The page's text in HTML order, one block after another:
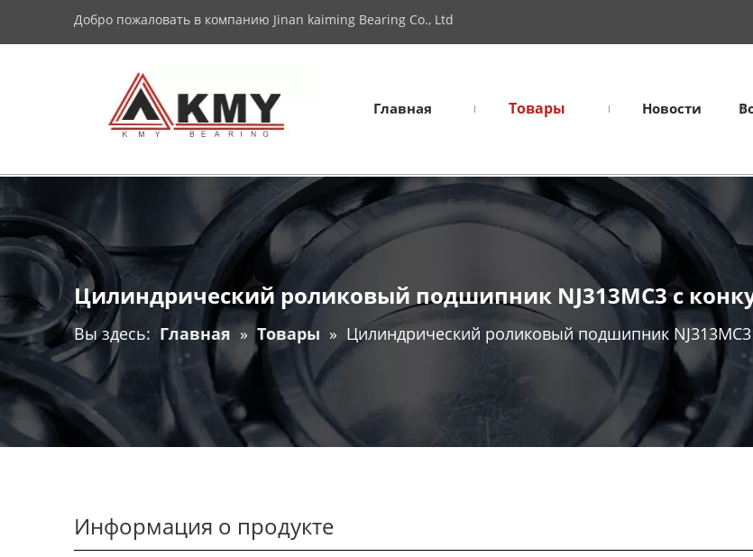
Добро пожаловать в компанию Jinan kaiming Bearing Co., Ltd
Главная Товары Новости
Цилиндрический роликовый подшипник NJ313MC3 с
Вы здесь: Главная » Товары » Цилиндрический роликовый подшипник
Информация о продукте